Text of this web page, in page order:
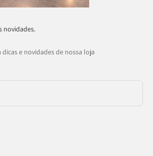
novidades.
dicas e novidades de nossa loja